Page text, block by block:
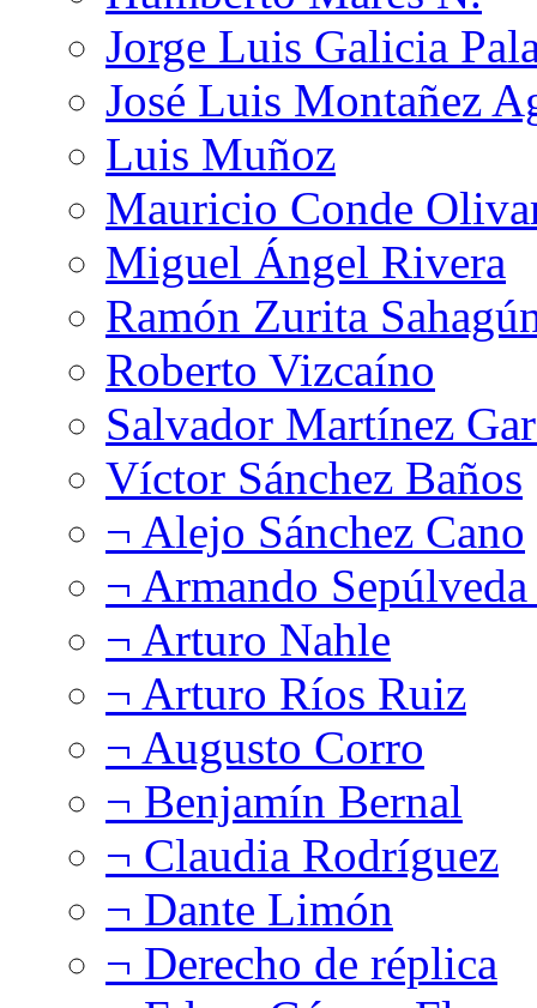
Jorge Luis Galicia
José Luis Montañez
Luis Muñoz
Mauricio Conde
Miguel Ángel Rivera
Ramón Zurita
Roberto Vizcaíno
Salvador Martínez
Víctor Sánchez Baños
¬ Alejo Sánchez Cano
¬ Armando
¬ Arturo Nahle
¬ Arturo Ríos Ruiz
¬ Augusto Corro
¬ Benjamín Bernal
¬ Claudia Rodríguez
¬ Dante Limón
¬ Derecho de réplica